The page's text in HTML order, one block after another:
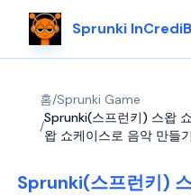
Sprunki
홈/Sprunki Game
/
Sprunki(스프런키) 스왑
왑 쇼케이스로 음악 만들기
Sprunki(스프런키)